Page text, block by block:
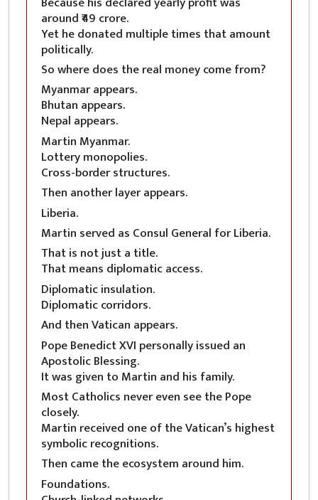
around ₹49 crore.
Yet he donated multiple times that amount
politically.
So where does the real money come from?
Myanmar appears.
Bhutan appears.
Nepal appears.
Martin Myanmar.
Lottery monopolies.
Cross-border structures.
Then another layer appears.
Liberia.
Martin served as Consul General for Liberia.
That is not just a title.
That means diplomatic access.
Diplomatic insulation.
Diplomatic corridors.
And then Vatican appears.
Pope Benedict XVI personally issued an
Apostolic Blessing.
It was given to Martin and his family.
Most Catholics never even see the Pope
closely.
Martin received one of the Vatican’s highest
symbolic recognitions.
Then came the ecosystem around him.
Foundations.